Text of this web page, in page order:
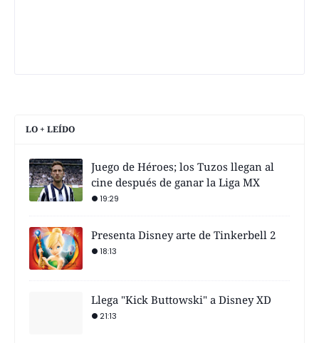
LO + LEÍDO
Juego de Héroes; los Tuzos llegan al
cine después de ganar la Liga MX
19:29
Presenta Disney arte de Tinkerbell 2
18:13
Llega "Kick Buttowski" a Disney XD
21:13